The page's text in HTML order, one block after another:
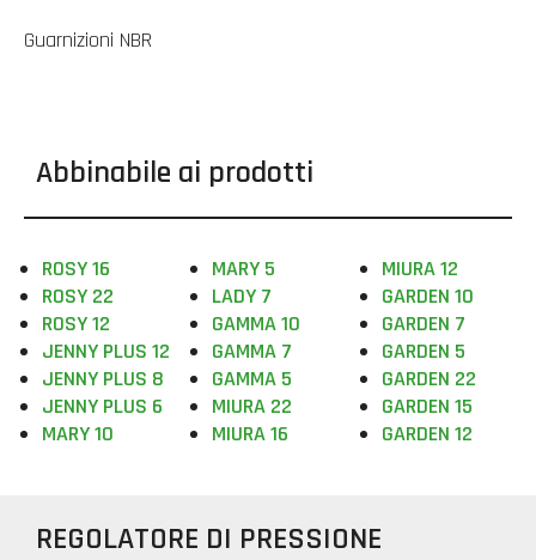
Guarnizioni NBR
Abbinabile ai prodotti
ROSY 16
ROSY 22
ROSY 12
JENNY PLUS 12
JENNY PLUS 8
JENNY PLUS 6
MARY 10
MARY 5
LADY 7
GAMMA 10
GAMMA 7
GAMMA 5
MIURA 22
MIURA 16
MIURA 12
GARDEN 10
GARDEN 7
GARDEN 5
GARDEN 22
GARDEN 15
GARDEN 12
REGOLATORE DI PRESSIONE